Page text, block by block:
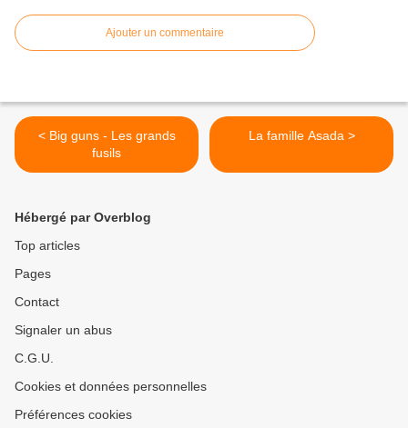
Ajouter un commentaire
< Big guns - Les grands
fusils
La famille Asada >
Hébergé par Overblog
Top articles
Pages
Contact
Signaler un abus
C.G.U.
Cookies et données personnelles
Préférences cookies